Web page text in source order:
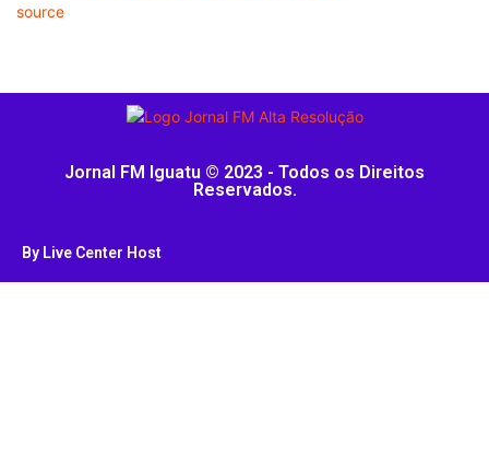
source
Jornal FM Iguatu © 2023 - Todos os Direitos
Reservados.
By Live Center Host